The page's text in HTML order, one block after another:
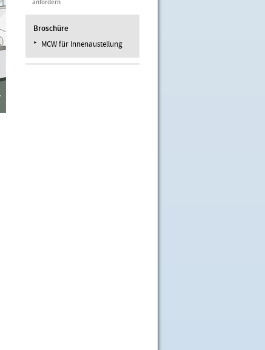
anfordern
Broschüre
► MCW für Innenaustellung